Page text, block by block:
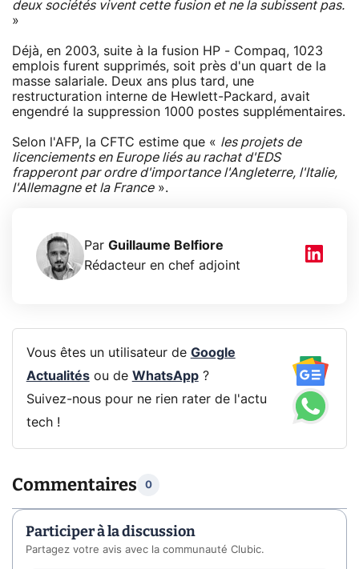
deux sociétés vivent cette fusion et ne la subissent pas.
»
Déjà, en 2003, suite à la fusion HP - Compaq, 1023
emplois furent supprimés, soit près d'un quart de la
masse salariale. Deux ans plus tard, une
restructuration interne de Hewlett-Packard, avait
engendré la suppression 1000 postes supplémentaires.
Selon l'AFP, la CFTC estime que « les projets de
licenciements en Europe liés au rachat d'EDS
frapperont par ordre d'importance l'Angleterre, l'Italie,
l'Allemagne et la France».
Par Guillaume Belfiore
Rédacteur en chef adjoint
Vous êtes un utilisateur de Google
Actualitésou de WhatsApp?
Suivez-nous pour ne rien rater de l'actu
tech !
Commentaires 0
Participer à la discussion
Partagez votre avis avec la communauté Clubic.